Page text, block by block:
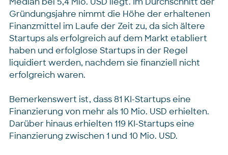
Gründungsjahre nimmt die Höhe der erhaltenen
Finanzmittel im Laufe der Zeit zu, da sich ältere
Startups als erfolgreich auf dem Markt etabliert
haben und erfolglose Startups in der Regel
liquidiert werden, nachdem sie finanziell nicht
erfolgreich waren.
Bemerkenswert ist, dass 81 KI-Startups eine
Finanzierung von mehr als 10 Mio. USD erhielten.
Darüber hinaus erhielten 119 KI-Startups eine
Finanzierung zwischen 1 und 10 Mio. USD.